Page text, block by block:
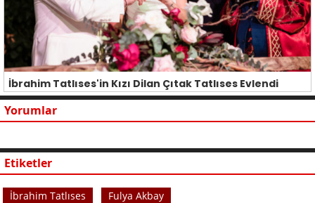
İbrahim Tatlıses'in Kızı Dilan Çıtak Tatlıses Evlendi
Yorumlar
Etiketler
İbrahim Tatlıses Fulya Akbay